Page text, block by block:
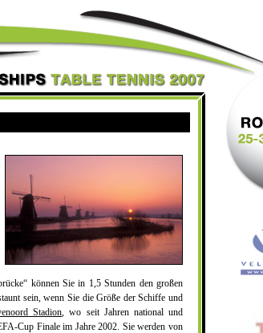
können Sie in 1,5 Stunden den großen
sein, wenn Sie die Größe der Schiffe und
Stadion, wo seit Jahren national und
Cup Finale im Jahre 2002. Sie werden von